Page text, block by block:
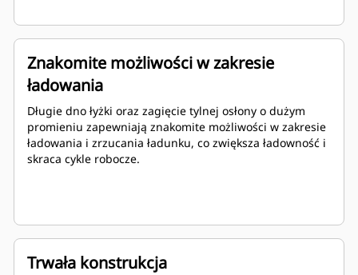
Znakomite możliwości w zakresie
ładowania
Długie dno łyżki oraz zagięcie tylnej osłony o dużym
promieniu zapewniają znakomite możliwości w zakresie
ładowania i zrzucania ładunku, co zwiększa ładowność i
skraca cykle robocze.
Trwała konstrukcja